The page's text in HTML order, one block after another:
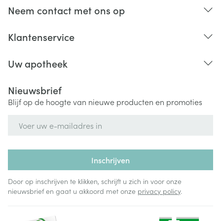
van uw beenmerg stopt.
Neem contact met ons op
Klantenservice
Uw apotheek
Nieuwsbrief
Blijf op de hoogte van nieuwe producten en promoties
Inschrijven
Door op inschrijven te klikken, schrijft u zich in voor onze
nieuwsbrief en gaat u akkoord met onze privacy policy.